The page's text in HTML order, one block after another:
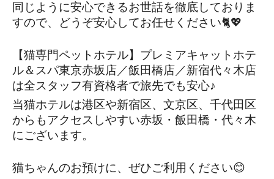
同じように安心できるお世話を徹底しておりま
すので、どうぞ安心してお任せください🐈💖
【猫専門ペットホテル】プレミアキャットホテ
ル＆スパ東京赤坂店／飯田橋店／新宿代々木店
は全スタッフ有資格者で旅先でも安心♪
当猫ホテルは港区や新宿区、文京区、千代田区
からもアクセスしやすい赤坂・飯田橋・代々木
にございます。
猫ちゃんのお預けに、ぜひご利用ください😊